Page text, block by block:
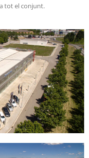
tot el conjunt.